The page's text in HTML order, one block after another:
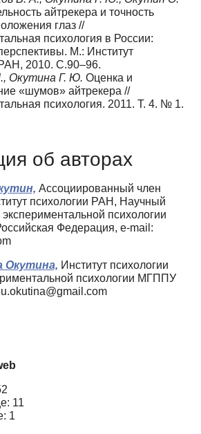
айтрекера и точность
глаз //
психология в России:
М.: Институт
2010. С.90–96.
Окутина Г. Ю. Оценка и
«шумов» айтрекера //
психология. 2011. Т. 4. № 1.
об авторах
Ассоциированный член
психологии РАН, Научный
психологии
Федерация, e-mail:
Окутина, Институт психологии
психологии МГППУ
11
1